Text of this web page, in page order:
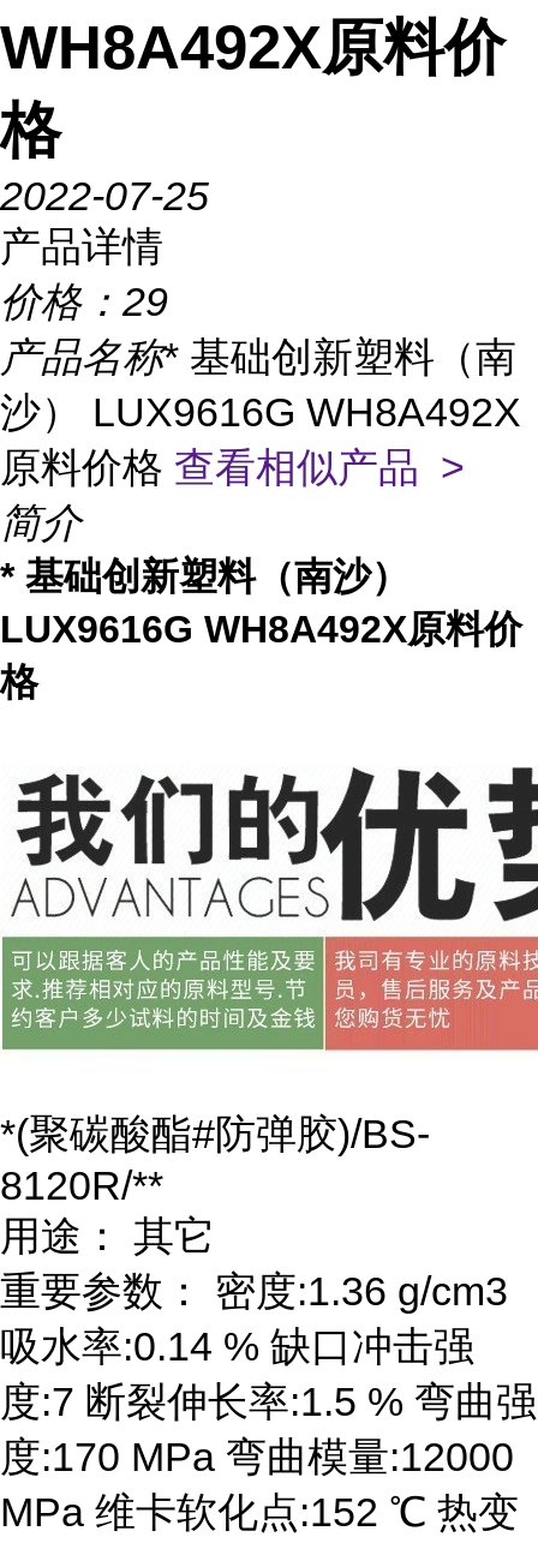
WH8A492X原料价
格
2022-07-25
产品详情
价格： 29
产品名称* 基础创新塑料（南
沙） LUX9616G WH8A492X
原料价格 查看相似产品 >
简介
* 基础创新塑料（南沙）
LUX9616G WH8A492X原料价
格
*(聚碳酸酯#防弹胶)/BS-
8120R/**
用途： 其它
重要参数： 密度:1.36 g/cm3
吸水率:0.14 % 缺口冲击强
度:7 断裂伸长率:1.5 % 弯曲强
度:170 MPa 弯曲模量:12000
MPa 维卡软化点:152 ℃ 热变